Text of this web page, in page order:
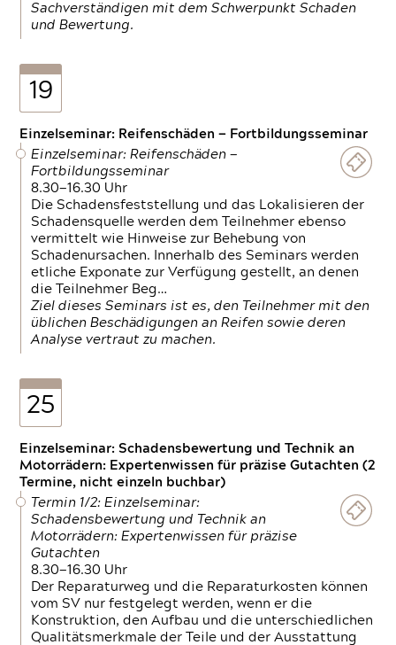
Sachverständigen mit dem Schwerpunkt Schaden
und Bewertung.
19
Einzelseminar: Reifenschäden — Fortbildungsseminar
Einzelseminar: Reifenschäden —
Fortbildungsseminar
8.30—16.30 Uhr
Die Schadensfeststellung und das Lokalisieren der
Schadensquelle werden dem Teilnehmer ebenso
vermittelt wie Hinweise zur Behebung von
Schadenursachen. Innerhalb des Seminars werden
etliche Exponate zur Verfügung gestellt, an denen
die Teilnehmer Beg…
Ziel dieses Seminars ist es, den Teilnehmer mit den
üblichen Beschädigungen an Reifen sowie deren
Analyse vertraut zu machen.
25
Einzelseminar: Schadensbewertung und Technik an
Motorrädern: Expertenwissen für präzise Gutachten (2
Termine, nicht einzeln buchbar)
Termin 1/2: Einzelseminar:
Schadensbewertung und Technik an
Motorrädern: Expertenwissen für präzise
Gutachten
8.30—16.30 Uhr
Der Reparaturweg und die Reparaturkosten können
vom SV nur festgelegt werden, wenn er die
Konstruktion, den Aufbau und die unterschiedlichen
Qualitätsmerkmale der Teile und der Ausstattung